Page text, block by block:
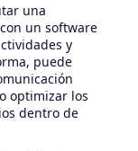
una
un software
y
puede
optimizar los
dentro de